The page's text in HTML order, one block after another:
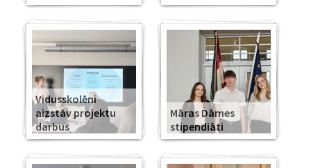
Vidusskolēni
aizstāv projektu
darbus
Māras Dāmes
stipendiāti